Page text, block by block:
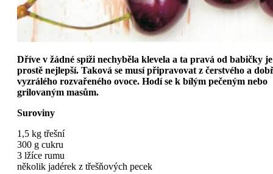
Dříve v žádné spíži nechyběla klevela a ta pravá od babičky je
prostě nejlepší. Taková se musí připravovat z čerstvého a
vyzrálého rozvařeného ovoce. Hodí se k bílým pečeným nebo
grilovaným masům.
Suroviny
1,5 kg třešní
300 g cukru
3 lžíce rumu
několik jadérek z třešňových pecek